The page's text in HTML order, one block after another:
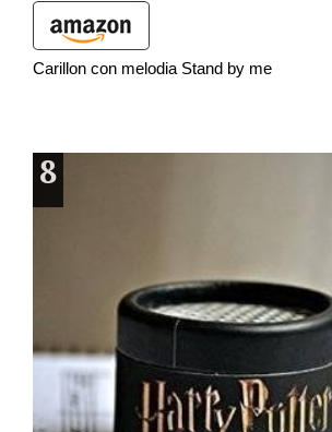
Carillon con melodia Stand by me
8